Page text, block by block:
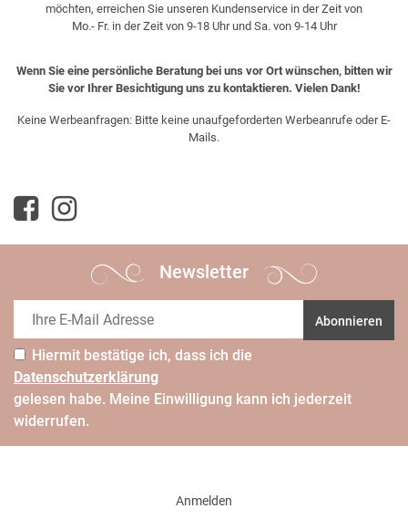
möchten, erreichen Sie unseren Kundenservice in der Zeit von
Mo.- Fr. in der Zeit von 9-18 Uhr und Sa. von 9-14 Uhr
Wenn Sie eine persönliche Beratung bei uns vor Ort wünschen, bitten wir
Sie vor Ihrer Besichtigung uns zu kontaktieren. Vielen Dank!
Keine Werbeanfragen: Bitte keine unaufgeforderten Werbeanrufe oder E-
Mails.
Newsletter
Abonnieren
Hiermit bestätige ich, dass ich die
Daten­schutz­erklärung
gelesen habe. Meine Einwilligung kann ich jederzeit
widerrufen.
Anmelden